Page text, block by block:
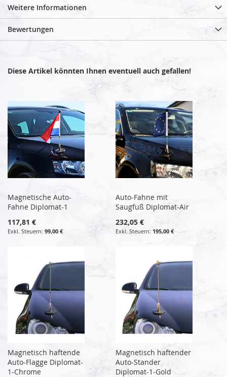
Weitere Informationen
Bewertungen
Diese Artikel könnten Ihnen eventuell auch gefallen!
Magnetische Auto-
Fahne Diplomat-1
117,81 €
99,00 €
Auto-Fahne mit
Saugfuß Diplomat-Air
232,05 €
195,00 €
Magnetisch haftende
Auto-Flagge Diplomat-
1-Chrome
Magnetisch haftender
Auto-Stander
Diplomat-1-Gold